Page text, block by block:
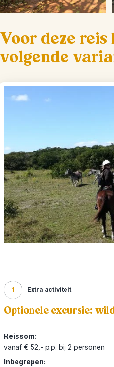
Voor deze reis
volgende
1 Extra activiteit
Optionele excursie:
Reissom:
vanaf € 52,- p.p. bij 2 personen
Inbegrepen: